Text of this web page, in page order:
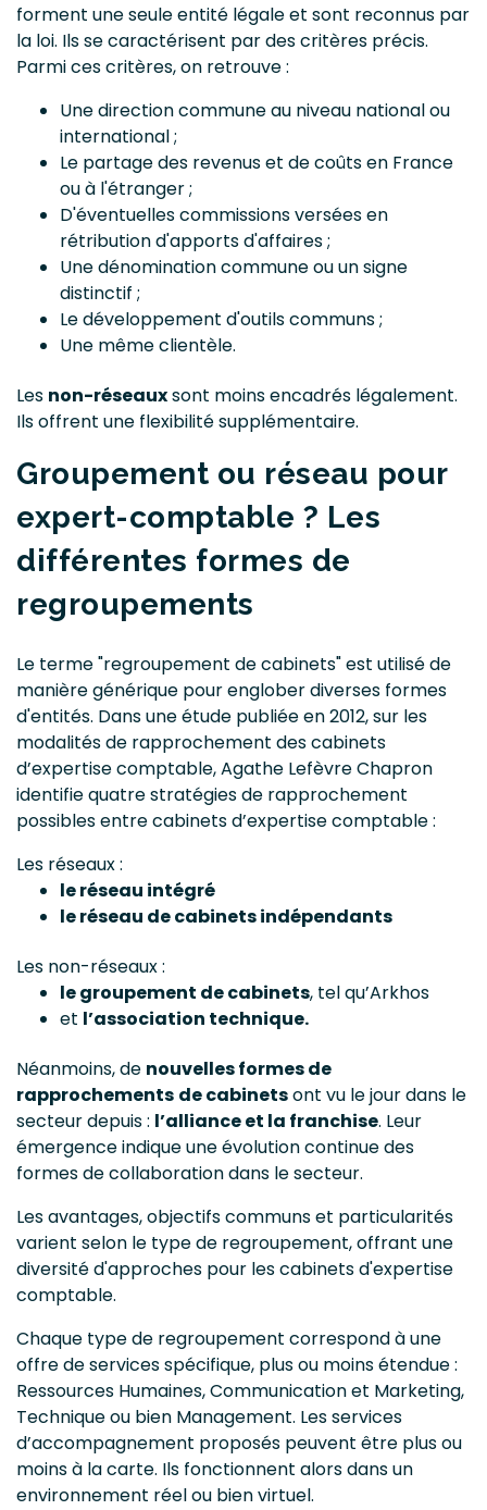
forment une seule entité légale et sont reconnus par
la loi. Ils se caractérisent par des critères précis.
Parmi ces critères, on retrouve :
Une direction commune au niveau national ou
international ;
Le partage des revenus et de coûts en France
ou à l'étranger ;
D'éventuelles commissions versées en
rétribution d'apports d'affaires ;
Une dénomination commune ou un signe
distinctif ;
Le développement d'outils communs ;
Une même clientèle.
Les non-réseauxsont moins encadrés légalement.
Ils offrent une flexibilité supplémentaire.
Groupement ou réseau pour
expert-comptable ? Les
différentes formes de
regroupements
Le terme "regroupement de cabinets" est utilisé de
manière générique pour englober diverses formes
d'entités. Dans une étude publiée en 2012, sur les
modalités de rapprochement des cabinets
d’expertise comptable, Agathe Lefèvre Chapron
identifie quatre stratégies de rapprochement
possibles entre cabinets d’expertise comptable :
Les réseaux :
le réseau intégré
le réseau de cabinets indépendants
Les non-réseaux :
le groupement de cabinets, tel qu’Arkhos
et l’association technique.
Néanmoins, de nouvelles formes de
rapprochements de cabinetsont vu le jour dans le
secteur depuis : l’alliance et la franchise. Leur
émergence indique une évolution continue des
formes de collaboration dans le secteur.
Les avantages, objectifs communs et particularités
varient selon le type de regroupement, offrant une
diversité d'approches pour les cabinets d'expertise
comptable.
Chaque type de regroupement correspond à une
offre de services spécifique, plus ou moins étendue :
Ressources Humaines, Communication et Marketing,
Technique ou bien Management. Les services
d’accompagnement proposés peuvent être plus ou
moins à la carte. Ils fonctionnent alors dans un
environnement réel ou bien virtuel.